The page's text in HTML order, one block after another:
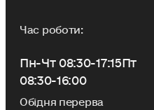
Час роботи:
Пн-Чт 08:30-17:15Пт
08:30-16:00
Обідня перерва